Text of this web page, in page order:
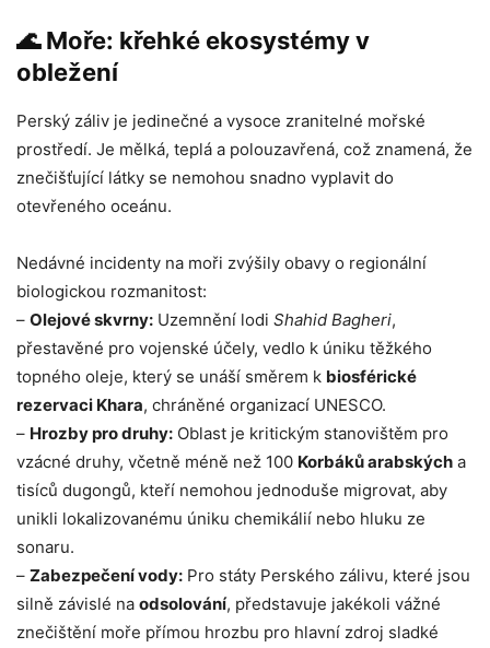
🌊 Moře: křehké ekosystémy v
obležení
Perský záliv je jedinečné a vysoce zranitelné mořské
prostředí. Je mělká, teplá a polouzavřená, což znamená, že
znečišťující látky se nemohou snadno vyplavit do
otevřeného oceánu.
Nedávné incidenty na moři zvýšily obavy o regionální
biologickou rozmanitost:
– Olejové skvrny: Uzemnění lodi Shahid Bagheri,
přestavěné pro vojenské účely, vedlo k úniku těžkého
topného oleje, který se unáší směrem k biosférické
rezervaci Khara, chráněné organizací UNESCO.
– Hrozby pro druhy: Oblast je kritickým stanovištěm pro
vzácné druhy, včetně méně než 100 Korbáků arabských a
tisíců dugongů, kteří nemohou jednoduše migrovat, aby
unikli lokalizovanému úniku chemikálií nebo hluku ze
sonaru.
– Zabezpečení vody: Pro státy Perského zálivu, které jsou
silně závislé na odsolování, představuje jakékoli vážné
znečištění moře přímou hrozbu pro hlavní zdroj sladké